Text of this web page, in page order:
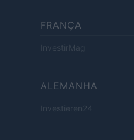
FRANÇA
InvestirMag
ALEMANHA
Investieren24